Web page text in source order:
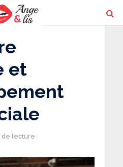
et
de lecture